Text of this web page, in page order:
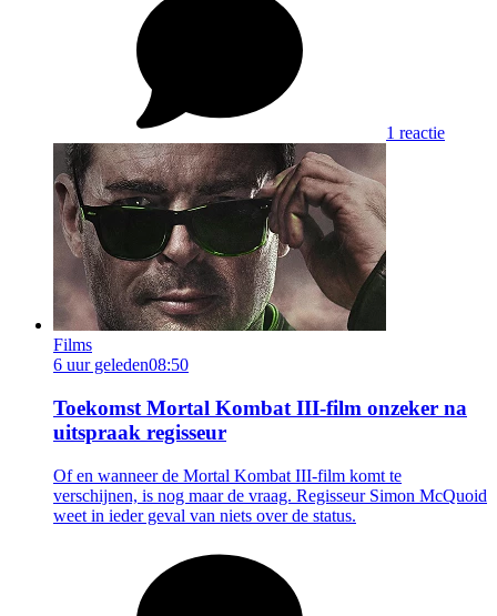
1 reactie
Films
6 uur geleden08:50
Toekomst Mortal Kombat III-film onzeker na
uitspraak regisseur
Of en wanneer de Mortal Kombat III-film komt te
verschijnen, is nog maar de vraag. Regisseur Simon McQuoid
weet in ieder geval van niets over de status.